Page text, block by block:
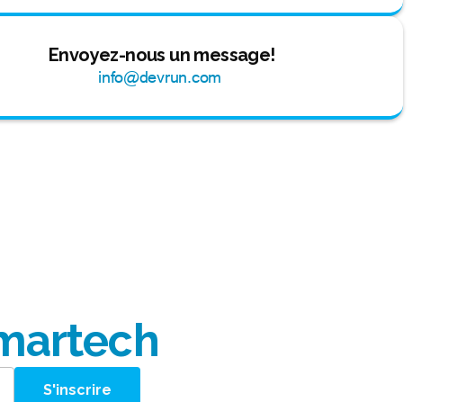
Envoyez-nous un message!
info@devrun.com